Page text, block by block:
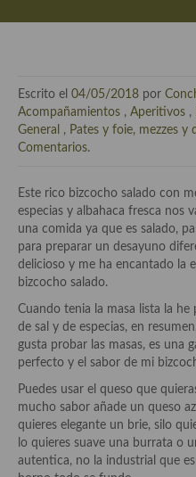
Tiendas especiales
En la mesa: menaje, vajilla,
Historia de la gastronomía,
historias culinarias y otras
Origen y evolución de la
Protocolo y buenas maneras.
Ocio – restaurantes, bares,
En El Candelero
Las opiniones de la «Cocinera»
Escrito el 04/05/2018 por
Acompañamientos , Aperitivos ,
General
, Pates y foie, mezzes y
Comentarios.
Este rico bizcocho salado con
especias y albahaca fresca nos
una comida ya que es salado,
para preparar un desayuno
delicioso y me ha encantado la
bizcocho salado.
Cuando tenia la masa lista la
de sal y de especias, en
gusta probar las masas, es una
perfecto y el sabor de mi
Puedes usar el queso que
mucho sabor añade un queso
quieres elegante un brie, silo
lo quieres suave una burrata o
autentica, no la industrial que